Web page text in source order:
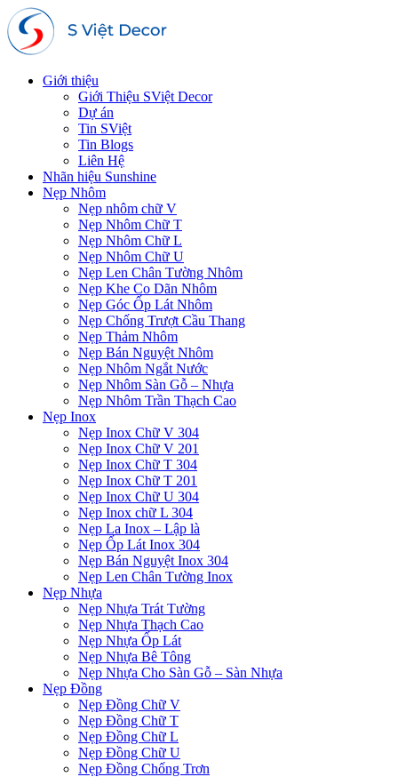
Giới thiệu
Giới Thiệu SViệt Decor
Dự án
Tin SViệt
Tin Blogs
Liên Hệ
Nhãn hiệu Sunshine
Nẹp Nhôm
Nẹp nhôm chữ V
Nẹp Nhôm Chữ T
Nẹp Nhôm Chữ L
Nẹp Nhôm Chữ U
Nẹp Len Chân Tường Nhôm
Nẹp Khe Co Dãn Nhôm
Nẹp Góc Ốp Lát Nhôm
Nẹp Chống Trượt Cầu Thang
Nẹp Thảm Nhôm
Nẹp Bán Nguyệt Nhôm
Nẹp Nhôm Ngắt Nước
Nẹp Nhôm Sàn Gỗ – Nhựa
Nẹp Nhôm Trần Thạch Cao
Nẹp Inox
Nẹp Inox Chữ V 304
Nẹp Inox Chữ V 201
Nẹp Inox Chữ T 304
Nẹp Inox Chữ T 201
Nẹp Inox Chữ U 304
Nẹp Inox chữ L 304
Nẹp La Inox – Lập là
Nẹp Ốp Lát Inox 304
Nẹp Bán Nguyệt Inox 304
Nẹp Len Chân Tường Inox
Nẹp Nhựa
Nẹp Nhựa Trát Tường
Nẹp Nhựa Thạch Cao
Nẹp Nhựa Ốp Lát
Nẹp Nhựa Bê Tông
Nẹp Nhựa Cho Sàn Gỗ – Sàn Nhựa
Nẹp Đồng
Nẹp Đồng Chữ V
Nẹp Đồng Chữ T
Nẹp Đồng Chữ L
Nẹp Đồng Chữ U
Nẹp Đồng Chống Trơn